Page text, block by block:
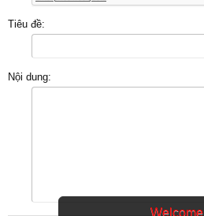
Welcome
Tiêu đề:
Nội dung: